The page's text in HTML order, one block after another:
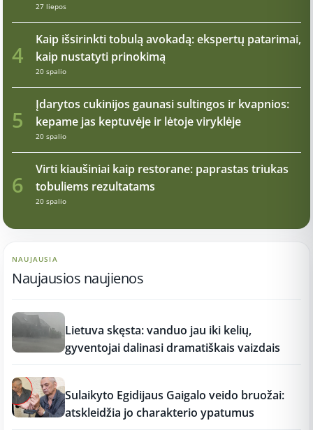
27 liepos
4
Kaip išsirinkti tobulą avokadą: ekspertų patarimai,
kaip nustatyti prinokimą
20 spalio
5
Įdarytos cukinijos gaunasi sultingos ir kvapnios:
kepame jas keptuvėje ir lėtoje viryklėje
20 spalio
6
Virti kiaušiniai kaip restorane: paprastas triukas
tobuliems rezultatams
20 spalio
NAUJAUSIA
Naujausios naujienos
Lietuva skęsta: vanduo jau iki kelių,
gyventojai dalinasi dramatiškais vaizdais
Sulaikyto Egidijaus Gaigalo veido bruožai:
atskleidžia jo charakterio ypatumus